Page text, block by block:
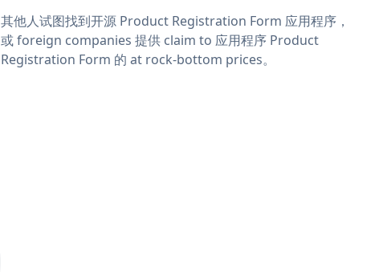
其他人试图找到开源 Product Registration Form 应用程序，
或 foreign companies 提供 claim to 应用程序 Product
Registration Form 的 at rock-bottom prices。